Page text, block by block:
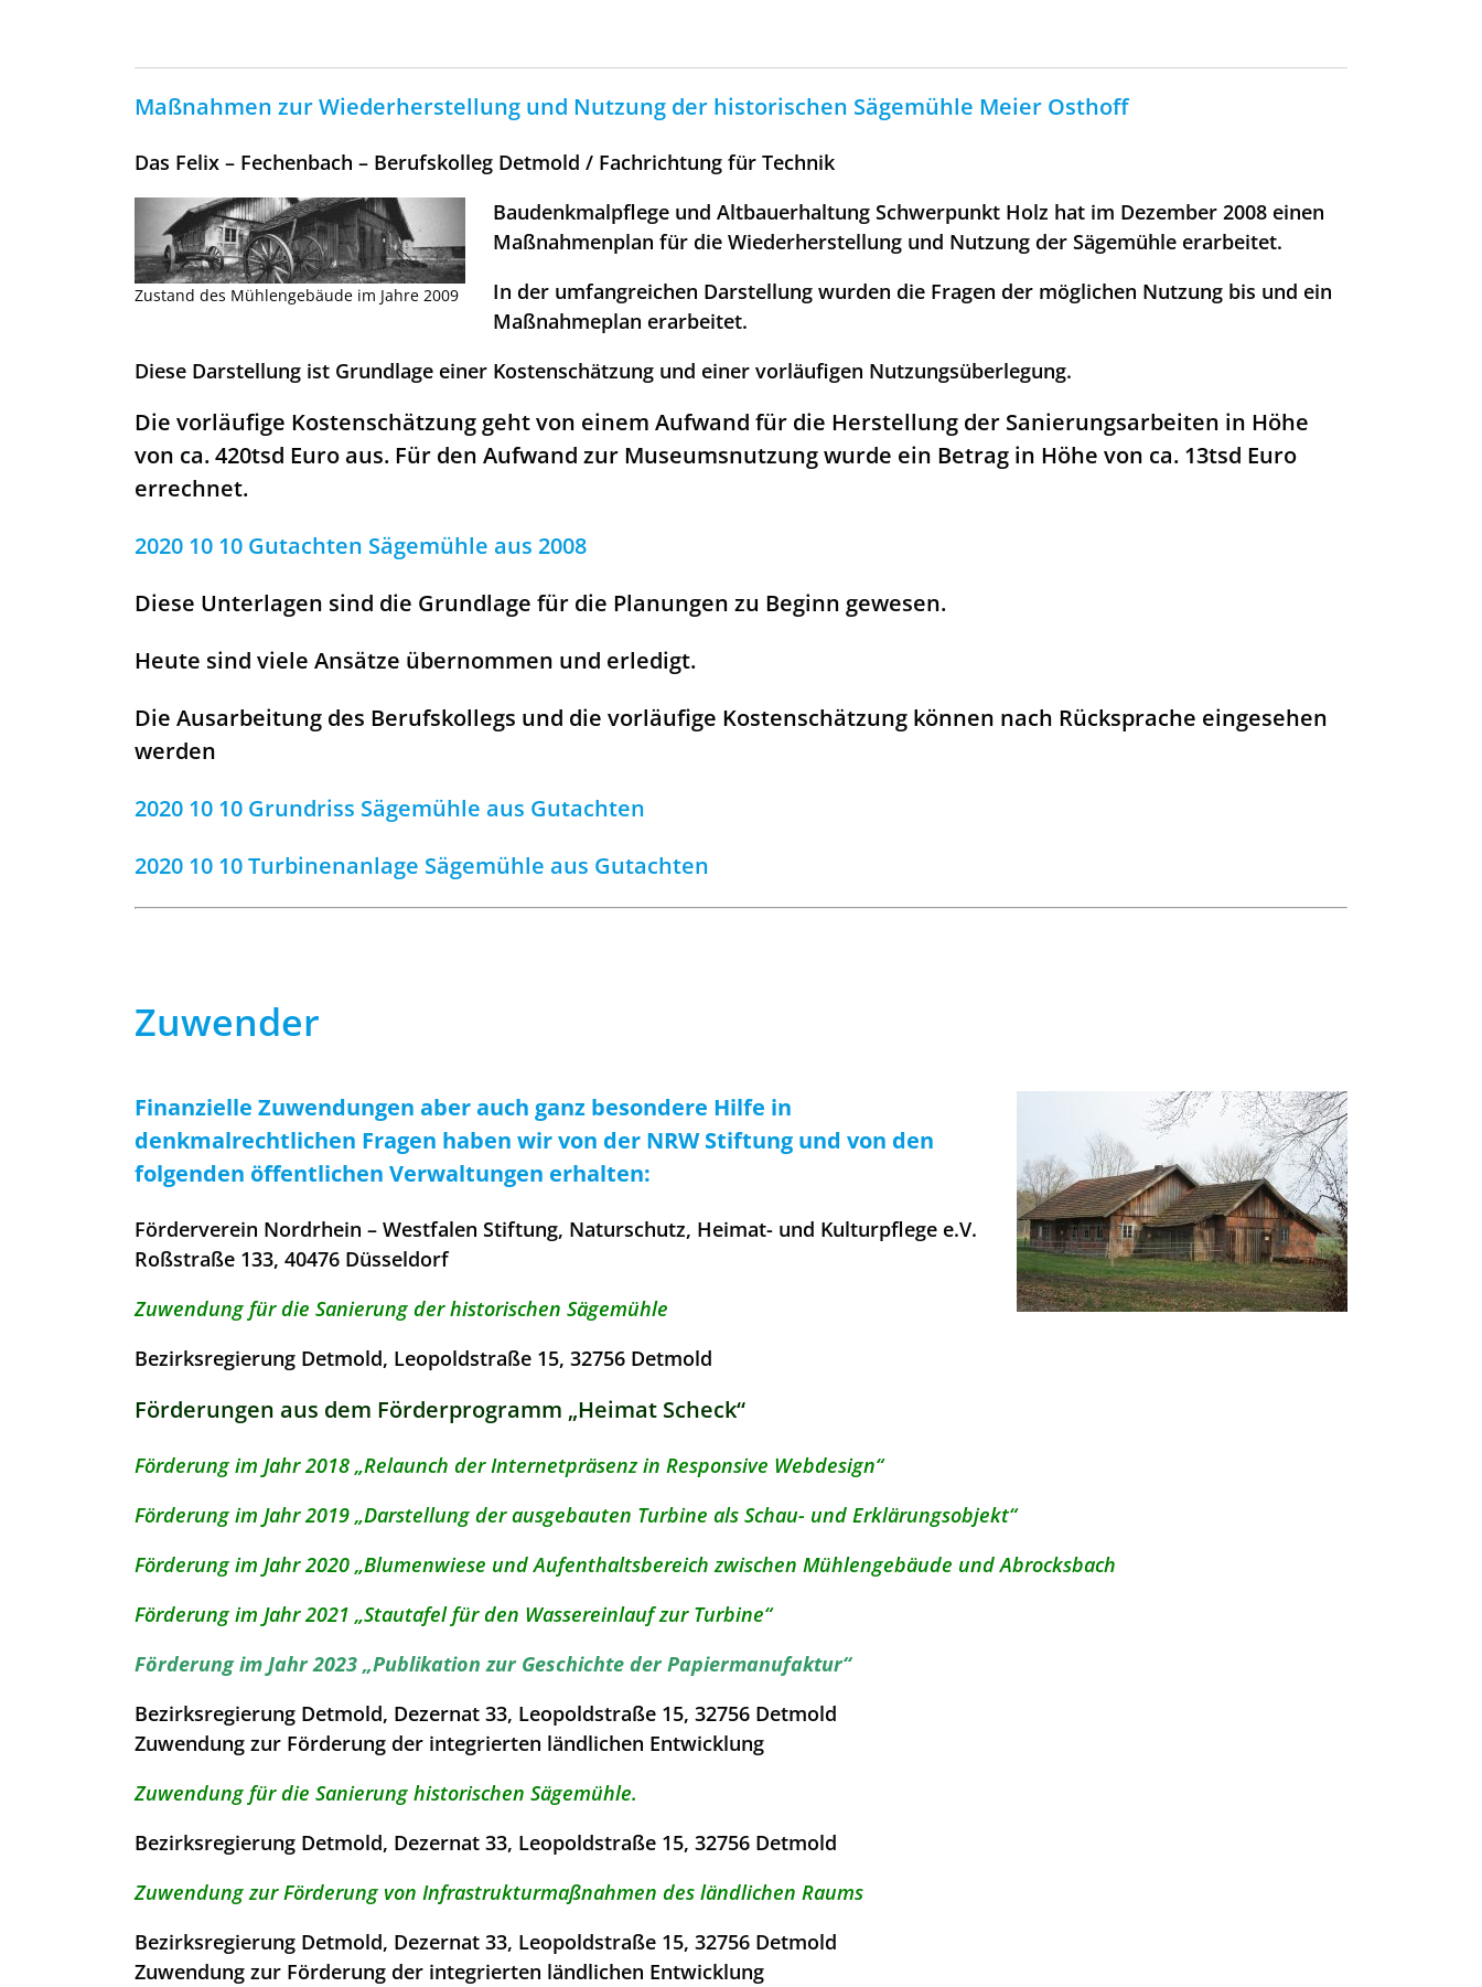
Maßnahmen zur Wiederherstellung und Nutzung der historischen Sägemühle Meier Osthoff
Das Felix – Fechenbach – Berufskolleg Detmold / Fachrichtung für Technik
Zustand des Mühlengebäude im Jahre 2009
Baudenkmalpflege und Altbauerhaltung Schwerpunkt Holz hat im Dezember 2008 einen
Maßnahmenplan für die Wiederherstellung und Nutzung der Sägemühle erarbeitet.
In der umfangreichen Darstellung wurden die Fragen der möglichen Nutzung bis und ein
Maßnahmeplan erarbeitet.
Diese Darstellung ist Grundlage einer Kostenschätzung und einer vorläufigen Nutzungsüberlegung.
Die vorläufige Kostenschätzung geht von einem Aufwand für die Herstellung der Sanierungsarbeiten in Höhe
von ca. 420tsd Euro aus. Für den Aufwand zur Museumsnutzung wurde ein Betrag in Höhe von ca. 13tsd Euro
errechnet.
2020 10 10 Gutachten Sägemühle aus 2008
Diese Unterlagen sind die Grundlage für die Planungen zu Beginn gewesen.
Heute sind viele Ansätze übernommen und erledigt.
Die Ausarbeitung des Berufskollegs und die vorläufige Kostenschätzung können nach Rücksprache eingesehen
werden
2020 10 10 Grundriss Sägemühle aus Gutachten
2020 10 10 Turbinenanlage Sägemühle aus Gutachten
Zuwender
Finanzielle Zuwendungen aber auch ganz besondere Hilfe in
denkmalrechtlichen Fragen haben wir von der NRW Stiftung und von den
folgenden öffentlichen Verwaltungen erhalten:
Förderverein Nordrhein – Westfalen Stiftung, Naturschutz, Heimat- und Kulturpflege e.V.
Roßstraße 133, 40476 Düsseldorf
Zuwendung für die Sanierung der historischen Sägemühle
Bezirksregierung Detmold, Leopoldstraße 15, 32756 Detmold
Förderungen aus dem Förderprogramm „Heimat Scheck“
Förderung im Jahr 2018 „Relaunch der Internetpräsenz in Responsive Webdesign“
Förderung im Jahr 2019 „Darstellung der ausgebauten Turbine als Schau- und Erklärungsobjekt“
Förderung im Jahr 2020 „Blumenwiese und Aufenthaltsbereich zwischen Mühlengebäude und Abrocksbach
Förderung im Jahr 2021 „Stautafel für den Wassereinlauf zur Turbine“
Förderung im Jahr 2023 „Publikation zur Geschichte der Papiermanufaktur“
Bezirksregierung Detmold, Dezernat 33, Leopoldstraße 15, 32756 Detmold
Zuwendung zur Förderung der integrierten ländlichen Entwicklung
Zuwendung für die Sanierung historischen Sägemühle.
Bezirksregierung Detmold, Dezernat 33, Leopoldstraße 15, 32756 Detmold
Zuwendung zur Förderung von Infrastrukturmaßnahmen des ländlichen Raums
Bezirksregierung Detmold, Dezernat 33, Leopoldstraße 15, 32756 Detmold
Zuwendung zur Förderung der integrierten ländlichen Entwicklung